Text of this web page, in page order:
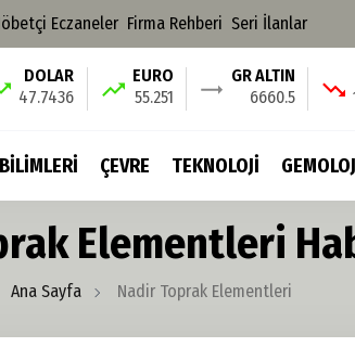
Eczaneler Firma Rehberi Seri İlanlar
DOLAR
47.7436
EURO
55.251
GR ALTIN
6660.5
ÇEVRE TEKNOLOJİ
Elementleri
Ana Sayfa Nadir Toprak Elementleri